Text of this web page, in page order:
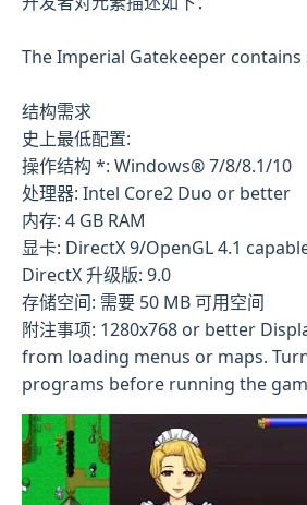
The Imperial Gatekeeper
结构需求
史上最低配置:
操作结构 *: Windows® 7/8/8.1/10
处理器: Intel Core2 Duo or better
内存: 4 GB RAM
显卡: DirectX 9/OpenGL 4.1
DirectX 升级版: 9.0
存储空间: 需要 50 MB 可用空间
附注事项: 1280x768 or better
from loading menus or maps.
programs before running the